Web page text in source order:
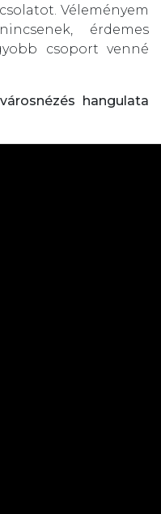
Véleményem
érdemes
csoport venné
hangulata